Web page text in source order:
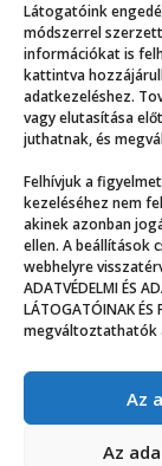
Látogatóink
módszerrel
információkat is
kattintva
adatkezeléshez.
vagy elutasítása
juthatnak, és
Felhívjuk a
kezeléséhez nem
akinek azonban
ellen. A beállítások
webhelyre
ADATVÉDELMI ÉS
LÁTOGATÓINAK
megváltoztathatók
Az
Az
Jó
© ppz.hu